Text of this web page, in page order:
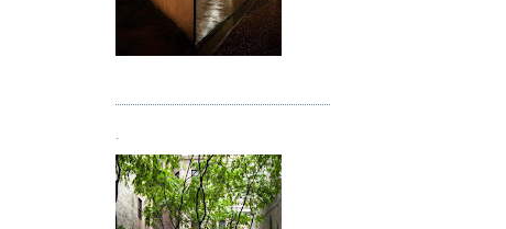
.